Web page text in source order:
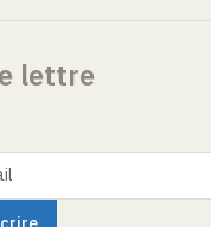
lettre